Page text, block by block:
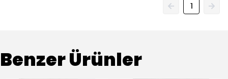
1
Benzer Ürünler